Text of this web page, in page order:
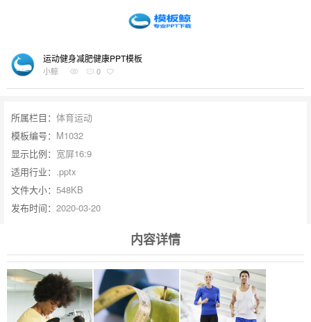
运动健身减肥健康PPT模板
小鲸 0
所属栏目： 体育运动
模板编号： M1032
显示比例： 宽屏16:9
适用行业： .pptx
文件大小： 548KB
发布时间： 2020-03-20
内容详情